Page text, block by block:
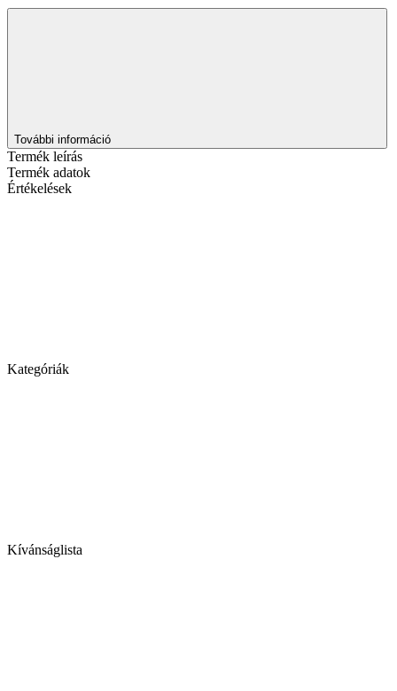
További információ
Termék leírás
Termék adatok
Értékelések
Kategóriák
Kívánságlista